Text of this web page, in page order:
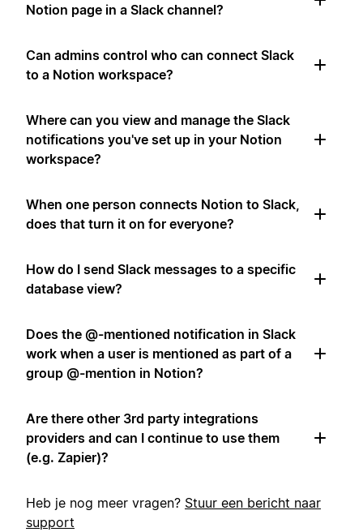
Notion page in a Slack channel?
Can admins control who can connect Slack
to a Notion workspace?
Where can you view and manage the Slack
notifications you've set up in your Notion
workspace?
When one person connects Notion to Slack,
does that turn it on for everyone?
How do I send Slack messages to a specific
database view?
Does the @-mentioned notification in Slack
work when a user is mentioned as part of a
group @-mention in Notion?
Are there other 3rd party integrations
providers and can I continue to use them
(e.g. Zapier)?
Heb je nog meer vragen? Stuur een bericht naar
support